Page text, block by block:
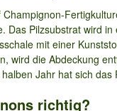
Das Pilzsubstrat wird
mit einer
wird die Abdeckung
Jahr hat sich das
richtig?